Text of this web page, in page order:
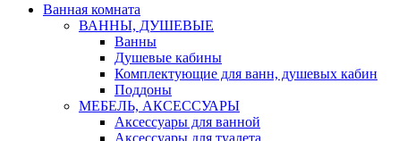
Ванная комната
ВАННЫ, ДУШЕВЫЕ
Ванны
Душевые кабины
Комплектующие для ванн, душевых кабин
Поддоны
МЕБЕЛЬ, АКСЕССУАРЫ
Аксессуары для ванной
Аксессуары для туалета